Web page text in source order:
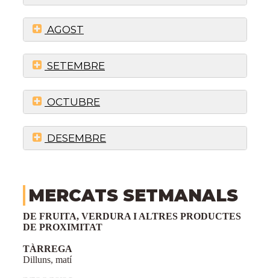
AGOST
SETEMBRE
OCTUBRE
DESEMBRE
MERCATS SETMANALS
DE FRUITA, VERDURA I ALTRES PRODUCTES
DE PROXIMITAT
TÀRREGA
Dilluns, matí